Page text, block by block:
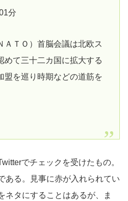
分
ＡＴＯ）首脳会議は北欧ス
めて三十二カ国に拡大する
盟を巡り時期などの道筋を
でチェックを受けたもの。
ある。見事に赤が入れられてい
ネタにすることはあるが、ま